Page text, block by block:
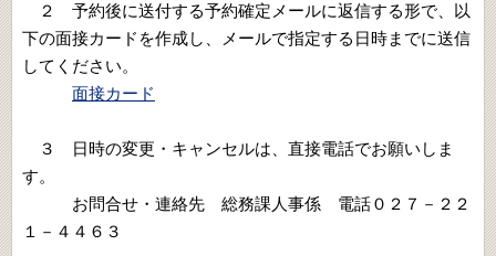
２ 予約後に送付する予約確定メールに返信する形で、以
下の面接カードを作成し、メールで指定する日時までに送信
してください。
面接カード
３ 日時の変更・キャンセルは、直接電話でお願いしま
す。
お問合せ・連絡先 総務課人事係 電話０２７－２２
１－４４６３